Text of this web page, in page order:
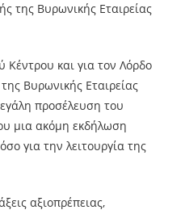
της Βυρωνικής Εταιρείας
και για τον Λόρδο
Βυρωνικής Εταιρείας
προσέλευση του
μια ακόμη εκδήλωση
για την λειτουργία της
αξιοπρέπειας,